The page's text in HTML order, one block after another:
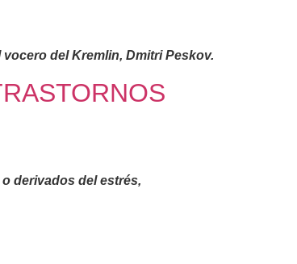
del Kremlin, Dmitri Peskov.
derivados del estrés,